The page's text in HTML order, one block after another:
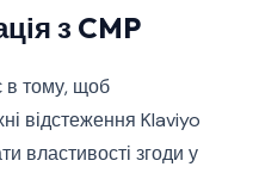
з CMP
в тому, щоб
відстеження Klaviyo
властивості згоди у